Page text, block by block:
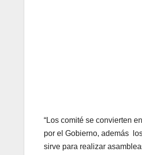
“Los comité se convierten
por el Gobierno, además
sirve para realizar